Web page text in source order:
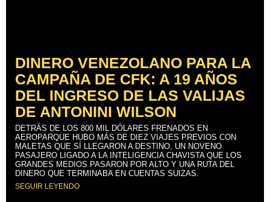
DINERO VENEZOLANO PARA LA
CAMPAÑA DE CFK: A 19 AÑOS
DEL INGRESO DE LAS VALIJAS
DE ANTONINI WILSON
DETRÁS DE LOS 800 MIL DÓLARES FRENADOS EN
AEROPARQUE HUBO MÁS DE DIEZ VIAJES PREVIOS CON
MALETAS QUE SÍ LLEGARON A DESTINO, UN NOVENO
PASAJERO LIGADO A LA INTELIGENCIA CHAVISTA QUE LOS
GRANDES MEDIOS PASARON POR ALTO Y UNA RUTA DEL
DINERO QUE TERMINABA EN CUENTAS SUIZAS.
SEGUIR LEYENDO